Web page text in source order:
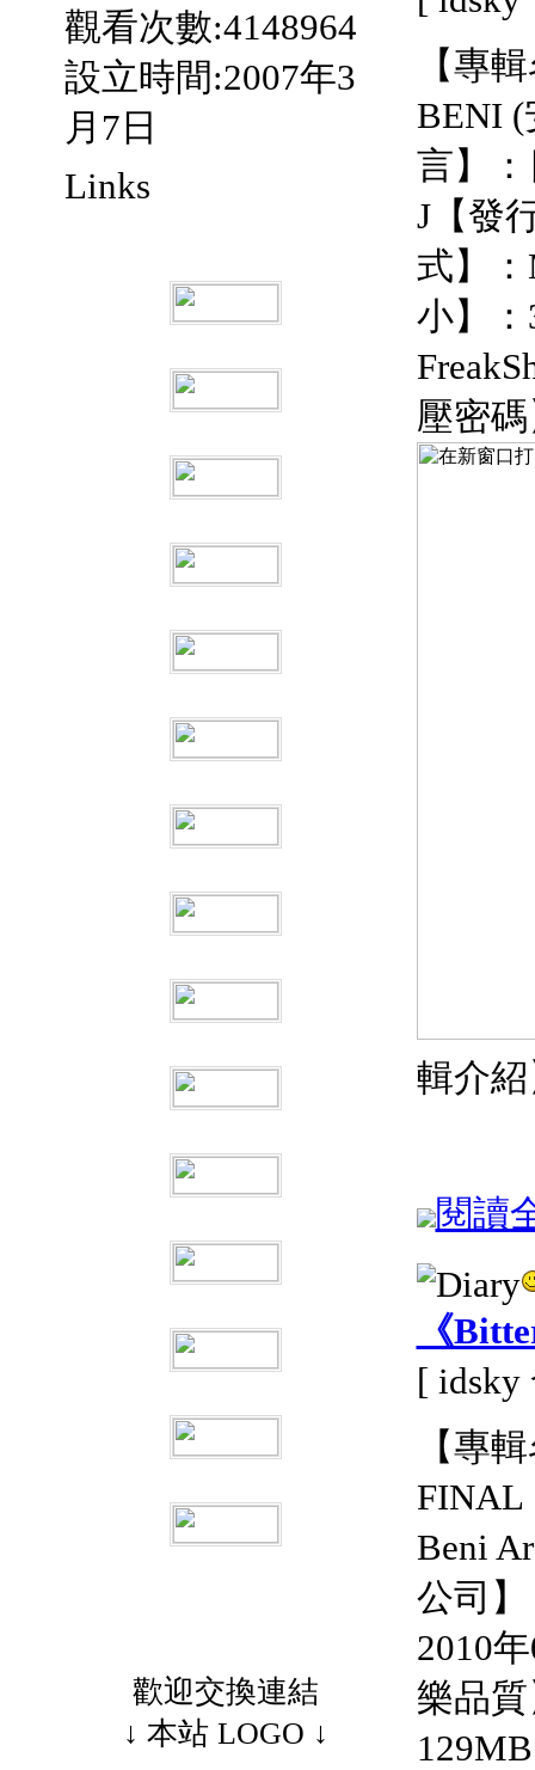
觀看次數:4148964
設立時間:2007年3
月7日
Links
歡迎交換連結
↓ 本站 LOGO ↓
【專
BENI (
言】
J【發
式】
小】
壓密
輯介
閱讀
《
[ idsky
【專
FINAL
Beni
公司
2010
樂品